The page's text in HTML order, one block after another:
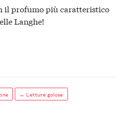
il profumo più caratteristico
Langhe!
← Letture golose